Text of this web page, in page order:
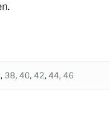
, 38, 40, 42, 44, 46